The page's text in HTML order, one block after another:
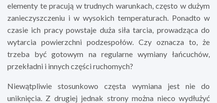
elementy te pracują w trudnych warunkach, często w dużym
zanieczyszczeniu i w wysokich temperaturach. Ponadto w
czasie ich pracy powstaje duża siła tarcia, prowadząca do
wytarcia powierzchni podzespołów. Czy oznacza to, że
trzeba być gotowym na regularne wymiany łańcuchów,
przekładni i innych części ruchomych?
Niewątpliwie stosunkowo częsta wymiana jest nie do
uniknięcia. Z drugiej jednak strony można nieco wydłużyć